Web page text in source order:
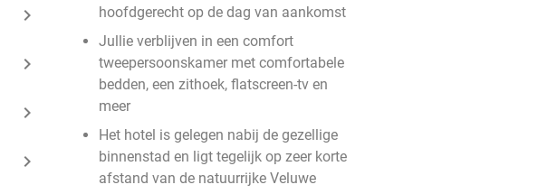
keyboard_arrow_right
keyboard_arrow_right
keyboard_arrow_right
keyboard_arrow_right
hoofdgerecht op de dag van aankomst
Jullie verblijven in een comfort
tweepersoonskamer met comfortabele
bedden, een zithoek, flatscreen-tv en
meer
Het hotel is gelegen nabij de gezellige
binnenstad en ligt tegelijk op zeer korte
afstand van de natuurrijke Veluwe